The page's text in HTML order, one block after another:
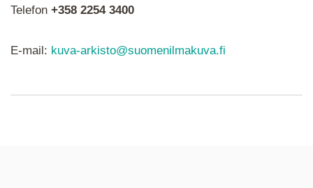
syns som nålar istället.
Telefon +358 2254 3400
E-mail: kuva-arkisto@suomenilmakuva.fi